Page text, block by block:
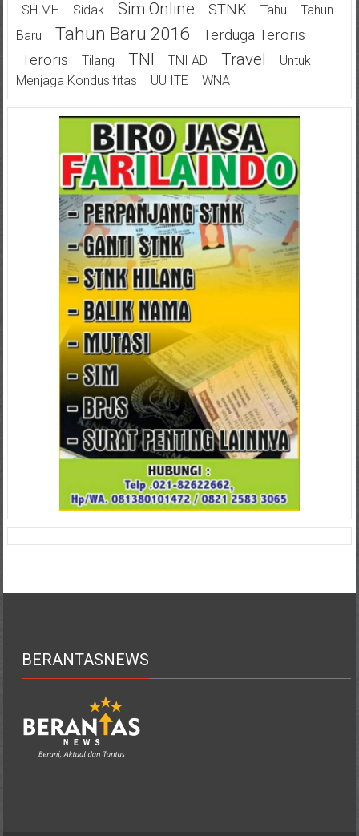
SH.MH Sidak Sim Online STNK Tahu
Tahun
Baru
Tahun Baru 2016
Terduga Teroris
Teroris
Tilang TNI TNI AD Travel
Untuk
Menjaga Kondusifitas
UU ITE WNA
BERANTASNEWS